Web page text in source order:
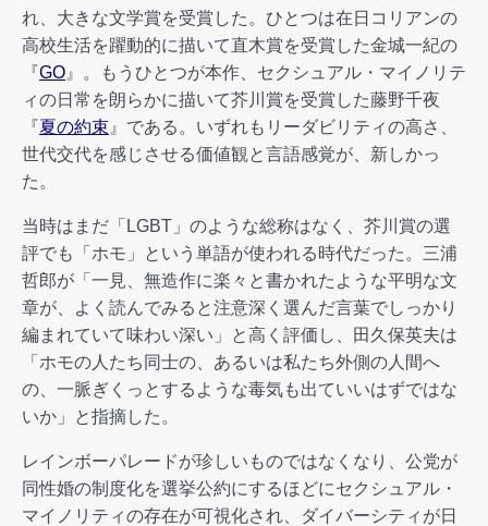
れ、大きな文学賞を受賞した。ひとつは在日コリアンの
高校生活を躍動的に描いて直木賞を受賞した金城一紀の
『GO 』。もうひとつが本作、セクシュアル・マイノリテ
ィの日常を朗らかに描いて芥川賞を受賞した藤野千夜
『夏の約束 』である。いずれもリーダビリティの高さ、
世代交代を感じさせる価値観と言語感覚が、新しかっ
た。
当時はまだ「LGBT」のような総称はなく、芥川賞の選
評でも「ホモ」という単語が使われる時代だった。三浦
哲郎が「一見、無造作に楽々と書かれたような平明な文
章が、よく読んでみると注意深く選んだ言葉でしっかり
編まれていて味わい深い」と高く評価し、田久保英夫は
「ホモの人たち同士の、あるいは私たち外側の人間へ
の、一脈ぎくっとするような毒気も出ていいはずではな
いか」と指摘した。
レインボーパレードが珍しいものではなくなり、公党が
同性婚の制度化を選挙公約にするほどにセクシュアル・
マイノリティの存在が可視化され、ダイバーシティが日